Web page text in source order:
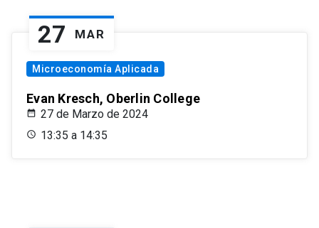
27 MAR
Microeconomía Aplicada
Evan Kresch, Oberlin College
27 de Marzo de 2024
13:35 a 14:35